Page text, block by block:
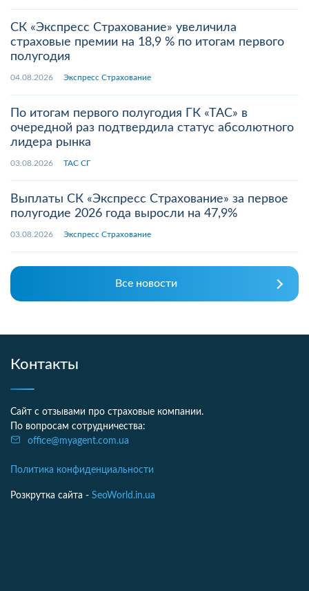
СК «Экспресс Страхование» увеличила
страховые премии на 18,9 % по итогам первого
полугодия
04.08.2026 Экспресс Страхование
По итогам первого полугодия ГК «ТАС» в
очередной раз подтвердила статус абсолютного
лидера рынка
03.08.2026 ТАС СГ
Выплаты СК «Экспресс Страхование» за первое
полугодие 2026 года выросли на 47,9%
03.08.2026 Экспресс Страхование
Все новости
Контакты
Сайт с отзывами про страховые компании.
По вопросам сотрудничества:
office@myagent.com.ua
Политика конфиденциальности
Розкрутка сайта - SeoWorld.in.ua